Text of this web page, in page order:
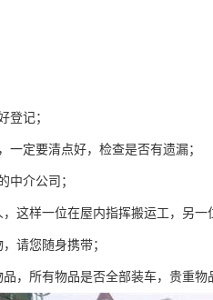
登记；
定要清点好，检查是否有遗漏；
中介公司；
这样一位在屋内指挥搬运工，另一
请您随身携带；
，所有物品是否全部装车，贵重物